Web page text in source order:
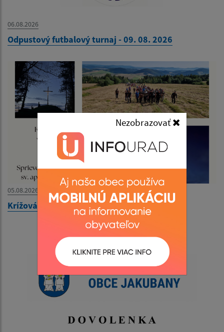
Nezobrazovať
06.08.2026
Odpustový futbalový turnaj - 09. 08. 2026
05.08.2026
Krížová cesta na vrch Kečera - 08. 08. 2026